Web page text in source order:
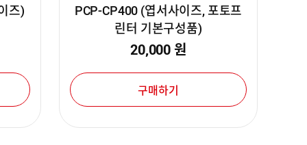
즈)
PCP-CP400 (엽서사이즈, 포토프
린터 기본구성품)
20,000원
구매하기